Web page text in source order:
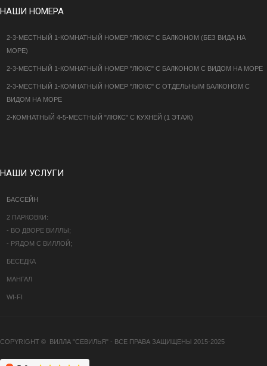
НАШИ НОМЕРА
2-3-МЕСТНЫЙ 1-КОМНАТНЫЙ НОМЕР "ЛЮКС" С БАЛКОНОМ (БЕЗ ВИДА НА
МОРЕ)
2-3-МЕСТНЫЙ 1-КОМНАТНЫЙ НОМЕР "ЛЮКС" С БАЛКОНОМ С ВИДОМ НА МОРЕ
2-3-МЕСТНЫЙ 1-КОМНАТНЫЙ НОМЕР "ЛЮКС" С ОТДЕЛЬНЫМ БАЛКОНОМ С
ВИДОМ НА МОРЕ
2-КОМНАТНЫЙ 4-5-МЕСТНЫЙ "ЛЮКС" С КУХНЕЙ (1 ЭТАЖ)
НАШИ УСЛУГИ
БАССЕЙН
2 ПАРКОВКИ:
- ВО ДВОРЕ ВИЛЛЫ;
- РЯДОМ С ВИЛЛОЙ;
БЕСЕДКА
МАНГАЛ
WI-FI
COPYRIGHT © ВИЛЛА "СЕВИЛЬЯ" - ВСЕ ПРАВА ЗАЩИЩЕНЫ 2015-2025